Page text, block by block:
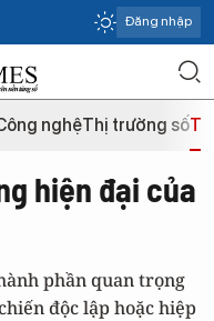
Đăng nhập
nghệThị trường số
hiện đại của
phần quan trọng
độc lập hoặc hiệp